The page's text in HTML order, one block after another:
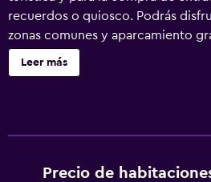
recuerdos o quiosco. Podrás
zonas comunes y aparcamiento
instalaciones incluyen una caja
Hotel Casa de Caldelas ofrece 8
pantalla plana con canales por
Leer más
Precio de